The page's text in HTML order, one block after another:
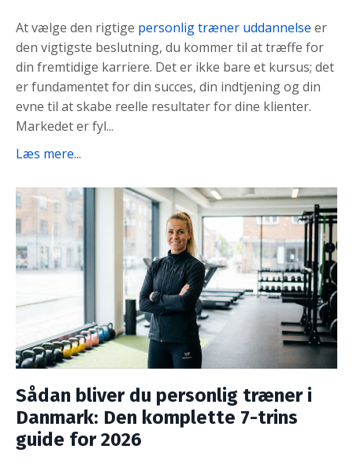
At vælge den rigtige personlig træner uddannelse er
den vigtigste beslutning, du kommer til at træffe for
din fremtidige karriere. Det er ikke bare et kursus; det
er fundamentet for din succes, din indtjening og din
evne til at skabe reelle resultater for dine klienter.
Markedet er fyl...
Læs mere...
Sådan bliver du personlig træner i
Danmark: Den komplette 7-trins
guide for 2026